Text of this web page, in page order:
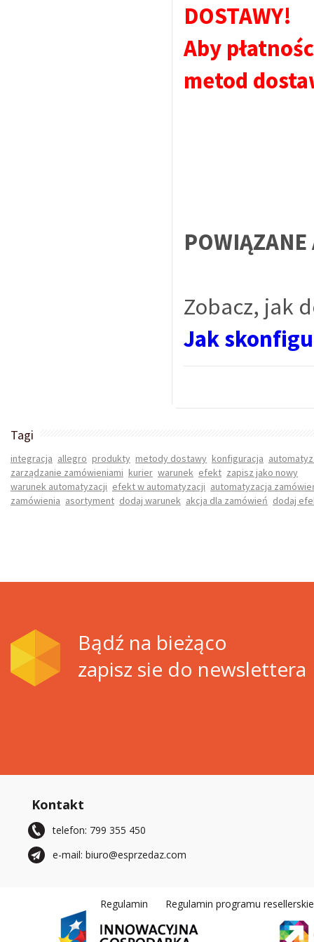
DOSTAWY!
Aby
metod
POWIĄZANE
Zobacz, jak
Jak
Tagi
integracja allegro produkty metody dostawy konfiguracja
zarządzanie zamówieniami kurier warunek efekt zapisz jako nowy
warunek automatyzacji efekt w automatyzacji automatyzacja
zamówienia asortyment dodaj warunek akcja dla zamówień dodaj
Bądź na bieżąco
zapisz sie do newslettera
Kontakt
telefon: 799 355 450
e-mail: biuro@esprzedaz.com
Regulamin Regulamin programu